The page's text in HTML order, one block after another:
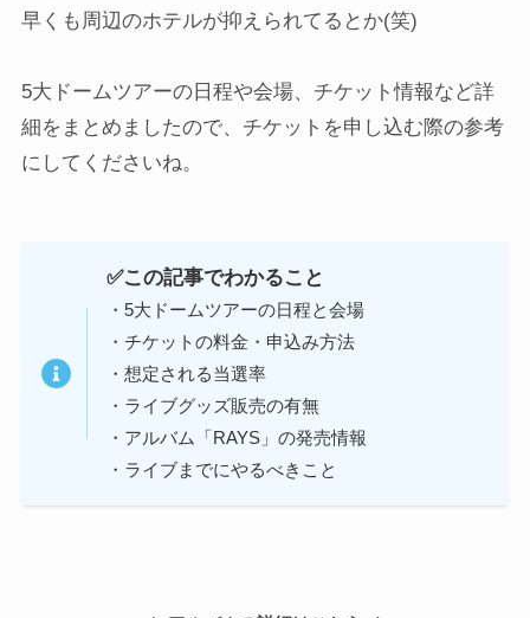
早くも周辺のホテルが抑えられてるとか(笑)
5大ドームツアーの日程や会場、チケット情報など詳
細をまとめましたので、チケットを申し込む際の参考
にしてくださいね。
✅この記事でわかること
・5大ドームツアーの日程と会場
・チケットの料金・申込み方法
・想定される当選率
・ライブグッズ販売の有無
・アルバム「RAYS」の発売情報
・ライブまでにやるべきこと